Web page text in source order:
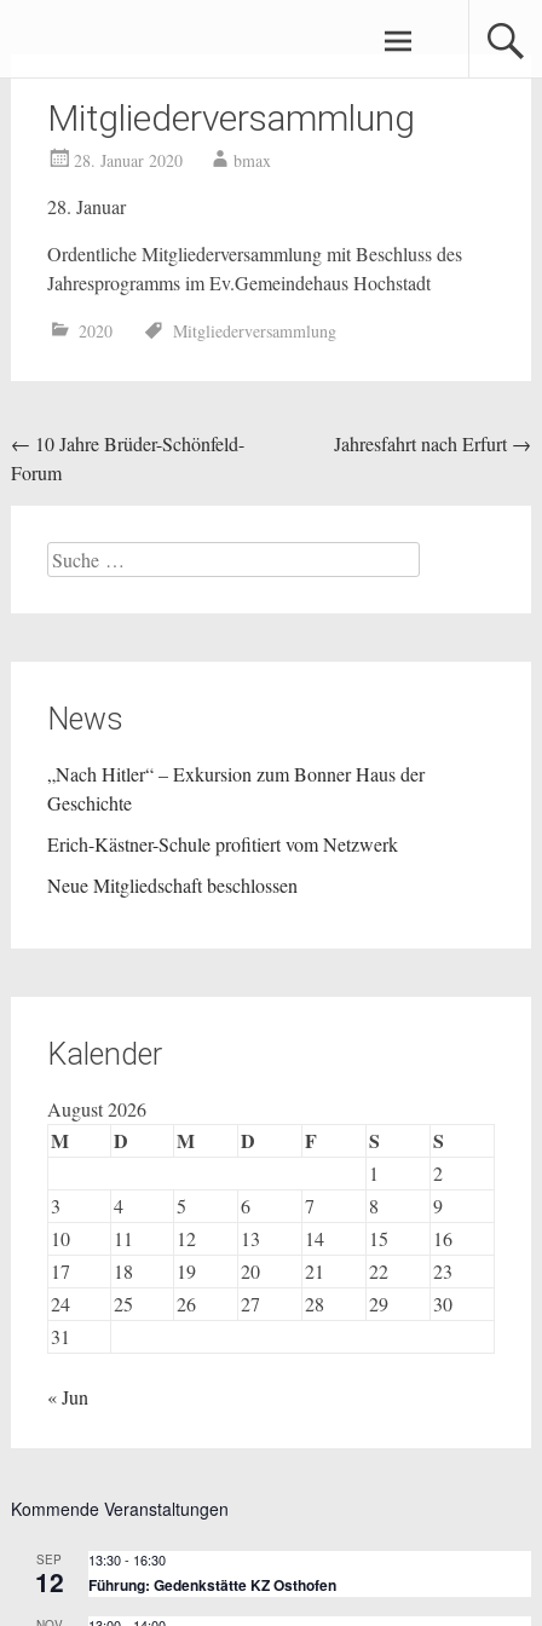
Mitgliederversammlung
28. Januar 2020 bmax
28. Januar
Ordentliche Mitgliederversammlung mit Beschluss des
Jahresprogramms im Ev.Gemeindehaus Hochstadt
2020 Mitgliederversammlung
Beitragsnavigation
← 10 Jahre Brüder-Schönfeld-
Forum
Jahresfahrt nach Erfurt →
Suche
nach:
News
„Nach Hitler“ – Exkursion zum Bonner Haus der
Geschichte
Erich-Kästner-Schule profitiert vom Netzwerk
Neue Mitgliedschaft beschlossen
Kalender
August 2026
M D M D F S S
1
2
3
4 5 6 7 8
9
10
11 12 13 14 15
16
17
18 19 20 21 22
23
24
25 26 27 28 29
30
31
« Jun
Kommende Veranstaltungen
SEP
12
13:30- 16:30
Führung: Gedenkstätte KZ Osthofen